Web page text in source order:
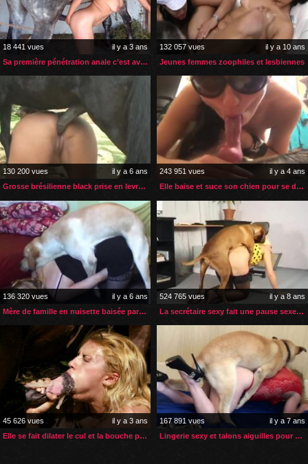
18 441 vues
il y a 3 ans
Sa première pénétration anale c’est avec la bite de son cheval
132 057 vues
il y a 10 ans
Jeunes femmes zoophiles et lesbiennes
130 200 vues
il y a 6 ans
Grosse brésilienne black prise en levrette par son âne
243 951 vues
il y a 4 ans
Elle baise et suce son chien pour se délecter de son sperme
136 320 vues
il y a 6 ans
Mère de famille en nuisette baisée par son chien
524 765 vues
il y a 8 ans
La secrétaire sexy fait une pause sexe zoophile
45 626 vues
il y a 3 ans
Elle se fait dilater le cul et la bouche par le sexe d’un cheval
167 891 vues
il y a 7 ans
Lingerie sexy et talons aiguilles pour sexe zoophile